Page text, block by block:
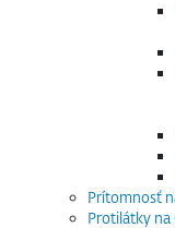
Prítomnosť
Protilátky na